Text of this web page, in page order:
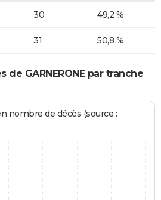
30 49,2 %
31 50,8 %
de GARNERONE par tranche
nombre de décès (source :